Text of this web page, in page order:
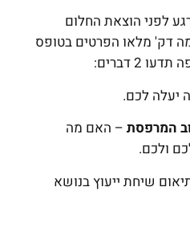
לפני הוצאת החלום
דק' מלאו הפרטים בטופס
2 דברים:
יעלה לכם.
המרפסת – האם מה
ולכם.
שיחת ייעוץ בנושא